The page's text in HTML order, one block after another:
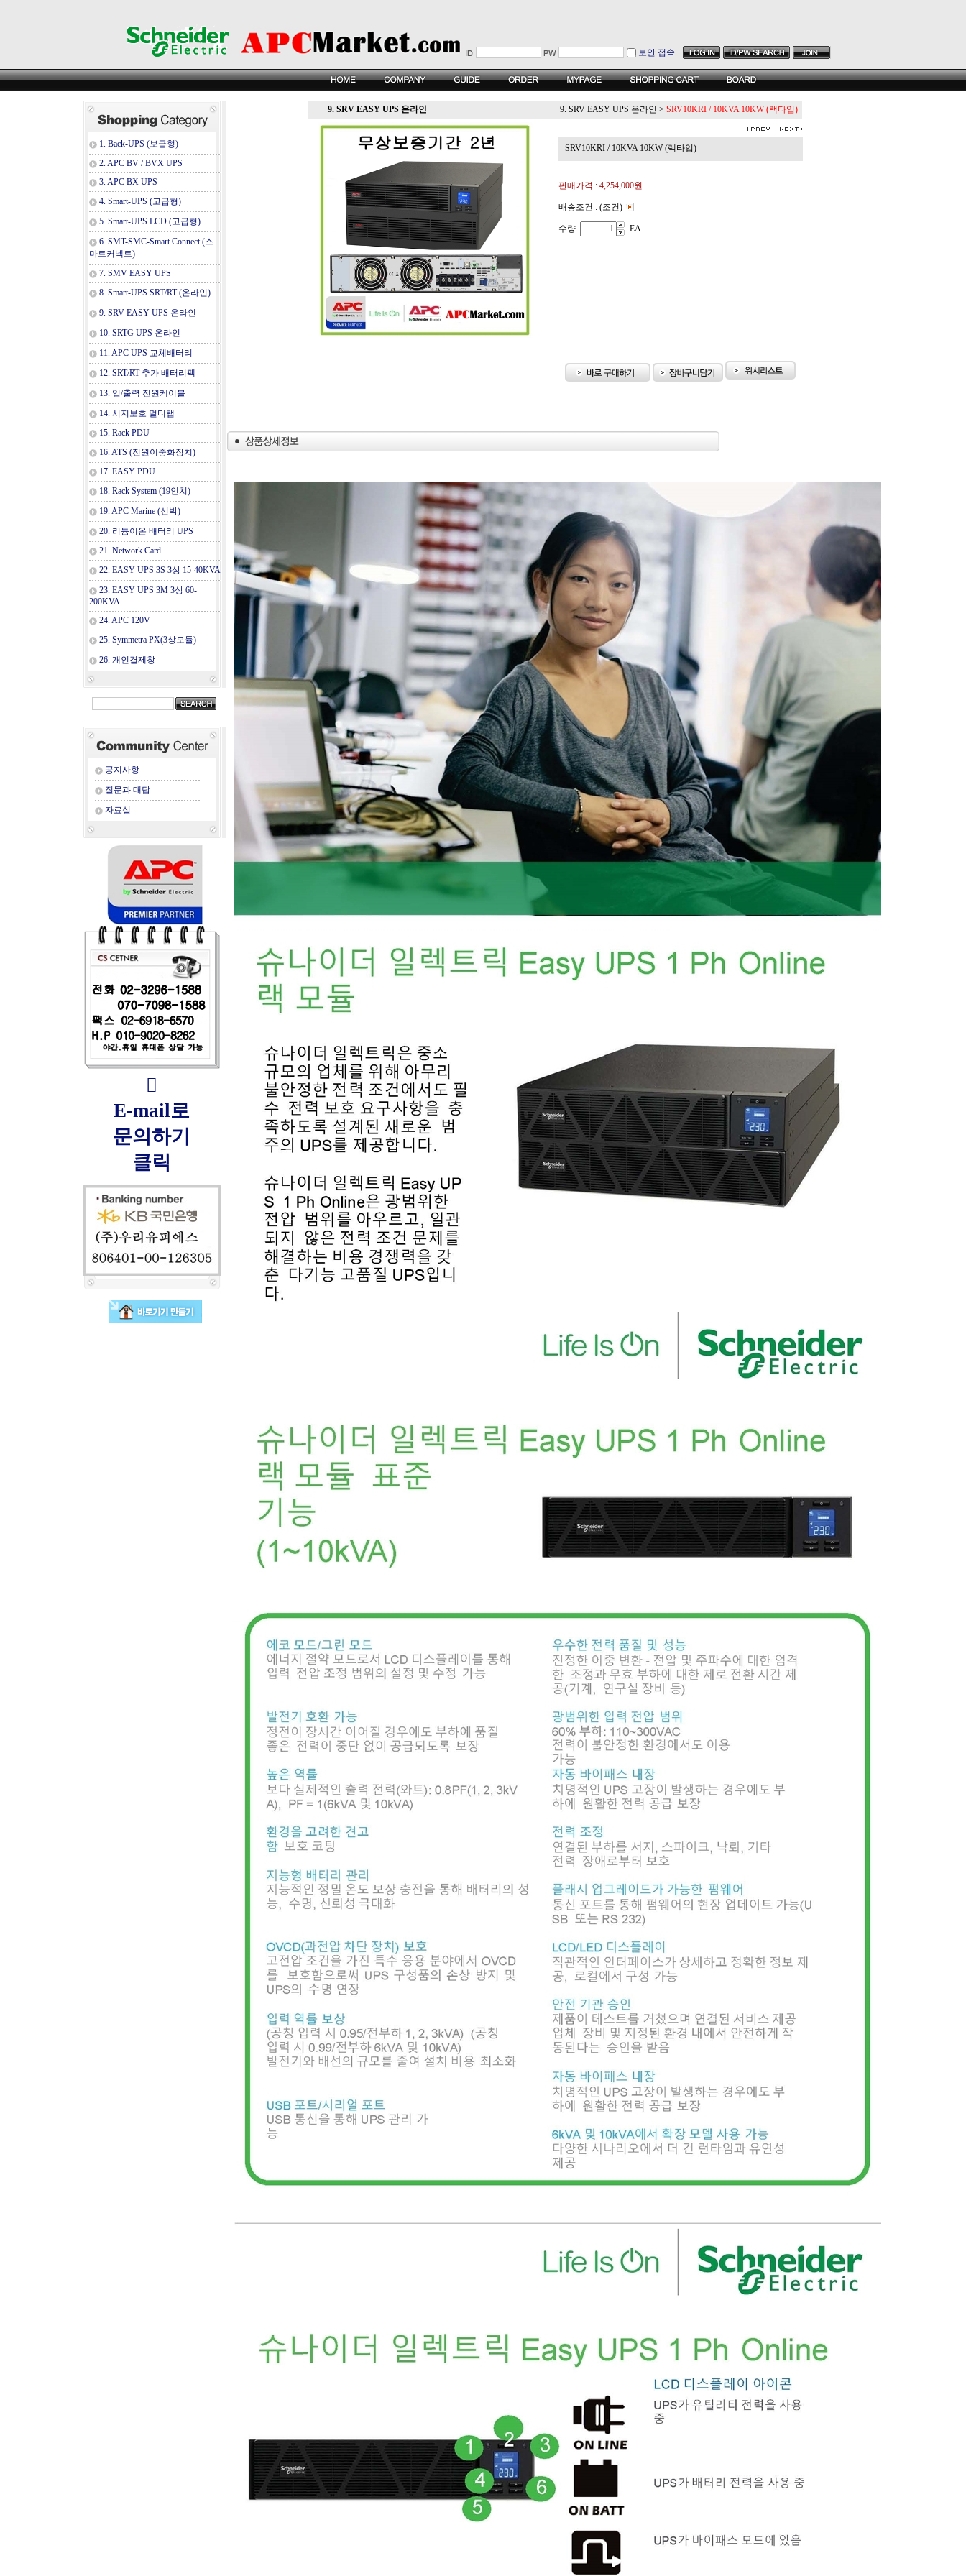
보안 접속
1. Back-UPS (보급형)
2. APC BV / BVX UPS
3. APC BX UPS
4. Smart-UPS (고급형)
5. Smart-UPS LCD (고급형)
6. SMT-SMC-Smart Connect (스
마트커넥트)
7. SMV EASY UPS
8. Smart-UPS SRT/RT (온라인)
9. SRV EASY UPS 온라인
10. SRTG UPS 온라인
11. APC UPS 교체배터리
12. SRT/RT 추가 배터리팩
13. 입/출력 전원케이블
14. 서지보호 멀티탭
15. Rack PDU
16. ATS (전원이중화장치)
17. EASY PDU
18. Rack System (19인치)
19. APC Marine (선박)
20. 리튬이온 배터리 UPS
21. Network Card
22. EASY UPS 3S 3상 15-40KVA
23. EASY UPS 3M 3상 60-
200KVA
24. APC 120V
25. Symmetra PX(3상모듈)
26. 개인결제창
공지사항
질문과 대답
자료실

E-mail로
문의하기
클릭
9. SRV EASY UPS 온라인 9. SRV EASY UPS 온라인 > SRV10KRI / 10KVA 10KW (랙타입)
SRV10KRI / 10KVA 10KW (랙타입)
판매가격 : 4,254,000원
배송조건 : (조건)
수량 EA